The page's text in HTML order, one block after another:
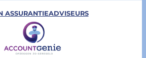
ASSURANTIEADVISEURS